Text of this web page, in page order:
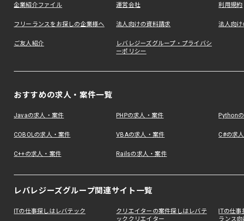
企業紹介ファイル 運営会社 利用規約
フリーランスをお探しの企業様へ 法人向けの資料請求 法人向
ご友人紹介
レバレジーズグループ・プライバシ
ーポリシー
おすすめの求人・案件一覧
Javaの求人・案件 PHPの求人・案件 Python
COBOLの求人・案件 VBAの求人・案件 C#の求
C++の求人・案件 Railsの求人・案件
レバレジーズグループ関連サイト一覧
ITの仕事探しはレバテック
クリエイターの案件探しはレバテ
ッククリエイター
ITの仕
ランス向